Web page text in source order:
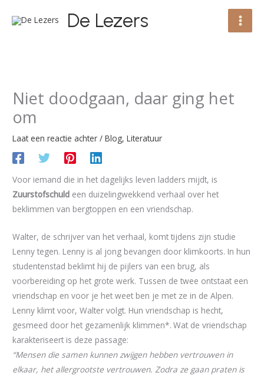
naar
De Lezers
Niet doodgaan, daar ging het
om
Laat een reactie achter /Blog,Literatuur
Voor iemand die in het dagelijks leven ladders mijdt, is
Zuurstofschuld een duizelingwekkend verhaal over het
beklimmen van bergtoppen en een vriendschap.
Walter, de schrijver van het verhaal, komt tijdens zijn studie
Lenny tegen. Lenny is al jong bevangen door klimkoorts. In hun
studentenstad beklimt hij de pijlers van een brug, als
voorbereiding op het grote werk. Tussen de twee ontstaat een
vriendschap en voor je het weet ben je met ze in de Alpen.
Lenny klimt voor, Walter volgt. Hun vriendschap is hecht,
gesmeed door het gezamenlijk klimmen*. Wat de vriendschap
karakteriseert is deze passage:
“Mensen die samen kunnen zwijgen hebben vertrouwen in
elkaar, het allergrootste vertrouwen. Zodra ze gaan praten is